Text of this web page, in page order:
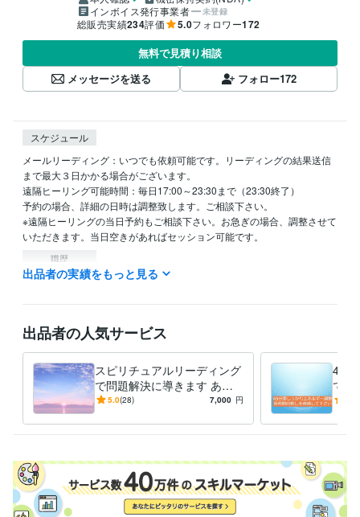
インボイス発行事業者
未登録
総販売実績234評価 5.0フォロワー172
無料で見積り相談
メッセージを送る
フォロー172
スケジュール
メールリーディング：いつでも依頼可能です。リーディングの結果送信
まで最大３日かかる場合がございます。
遠隔ヒーリング可能時間：毎日17:00～23:30まで（23:30終了）
予約の場合、詳細の日時は調整致します。ご相談下さい。
※遠隔ヒーリングの当日予約もご相談下さい。お急ぎの場合、調整させて
いただきます。当日空きがあればセッション可能です。
職歴
healing space kazu 2011年9月 ~ 現在
資格・検定
悩み相談・カウンセリング 心や体の不調の緩和
癒し ヒーリング
占い 人間関係、ツインレイ、恋愛、仕事、病気
人生 愛 仕事 性格
学歴
出品者の実績をもっと見る
出品者の人気サービス
スピリチュアルリーディング
で問題解決に導きます あな
たのお悩みに対して適切なア
5.0(28) 7,000 円
45分
で、
体が